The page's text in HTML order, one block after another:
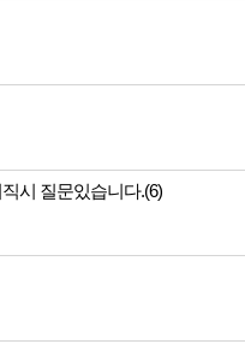
시 질문있습니다.(6)